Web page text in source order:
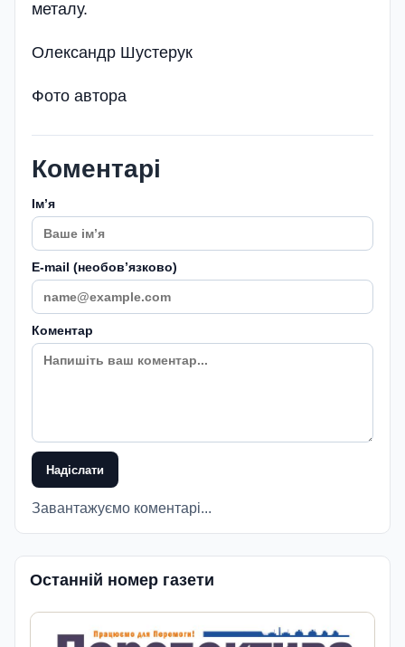
металу.
Олександр Шустерук
Фото автора
Коментарі
Імʼя
E-mail (необовʼязково)
Коментар
Надіслати
Завантажуємо коментарі...
Останній номер газети